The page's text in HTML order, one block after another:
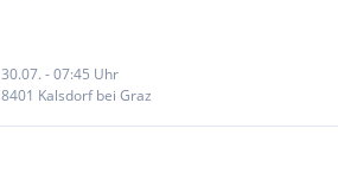
30.07. - 07:45 Uhr
8401 Kalsdorf bei Graz